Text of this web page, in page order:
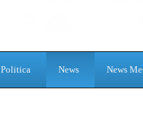
Politica News News